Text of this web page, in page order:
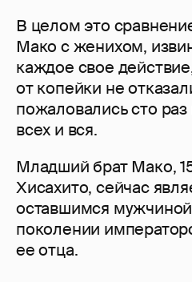
В целом это
Мако с женихом,
каждое свое
от копейки не
пожаловались сто
всех и вся.
Младший брат Мако,
Хисахито, сейчас
оставшимся
поколении
ее отца.